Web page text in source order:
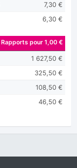
7,30 €
6,30 €
Rapports pour 1,00 €
1 627,50 €
325,50 €
108,50 €
46,50 €